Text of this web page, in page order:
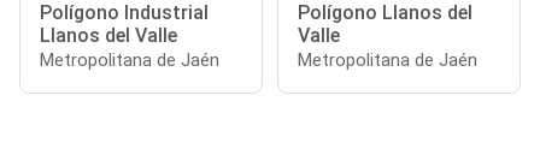
Polígono Industrial
Llanos del Valle
Metropolitana de Jaén
Polígono Llanos del
Valle
Metropolitana de Jaén